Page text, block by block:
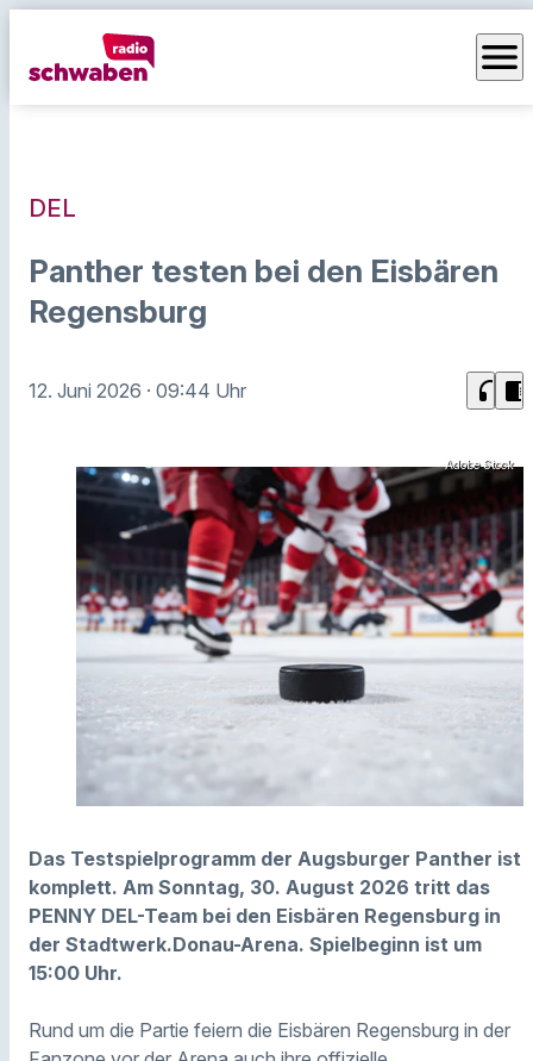
menu
DEL
Panther testen bei den Eisbären
Regensburg
12. Juni 2026 · 09:44 Uhr headphones chrome_reader_mode
Adobe Stock
Das Testspielprogramm der Augsburger Panther ist
komplett. Am Sonntag, 30. August 2026 tritt das
PENNY DEL-Team bei den Eisbären Regensburg in
der Stadtwerk.Donau-Arena. Spielbeginn ist um
15:00 Uhr.
Rund um die Partie feiern die Eisbären Regensburg in der